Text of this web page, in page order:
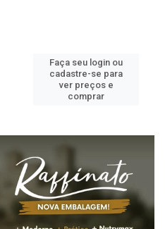
Faça seu login ou
cadastre-se para
ver preços e
comprar